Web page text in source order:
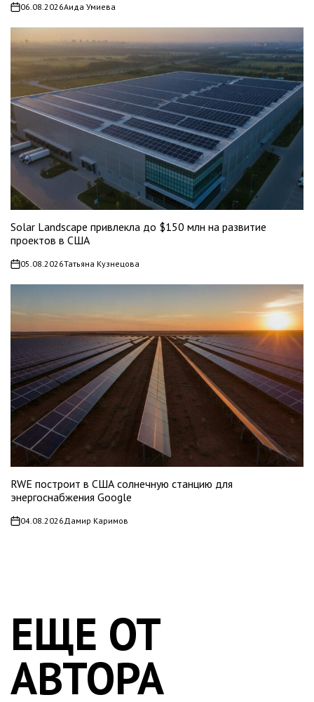
on06.08.2026Аида Умиева
Solar Landscape привлекла до $150 млн на развитие
проектов в США
on05.08.2026Татьяна Кузнецова
RWE построит в США солнечную станцию для
энергоснабжения Google
on04.08.2026 Дамир Каримов
ЕЩЕ ОТ
АВТОРА